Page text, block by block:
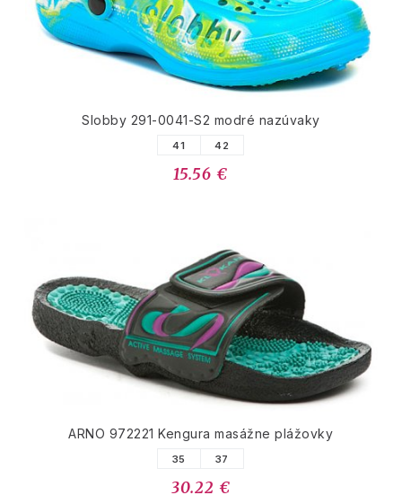
Slobby 291-0041-S2 modré nazúvaky
41 42
15.56 €
ARNO 972221 Kengura masážne plážovky
35 37
30.22 €